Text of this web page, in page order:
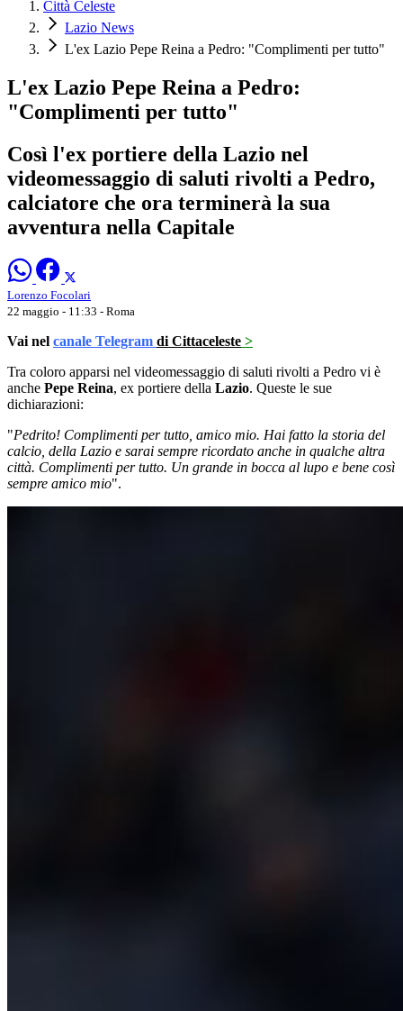
Città Celeste
Lazio News
L'ex Lazio Pepe Reina a Pedro: "Complimenti per tutto"
L'ex Lazio Pepe Reina a Pedro:
"Complimenti per tutto"
Così l'ex portiere della Lazio nel
videomessaggio di saluti rivolti a Pedro,
calciatore che ora terminerà la sua
avventura nella Capitale
Lorenzo Focolari
22 maggio - 11:33 - Roma
Vai nel canale Telegram di Cittaceleste >
Tra coloro apparsi nel videomessaggio di saluti rivolti a Pedro vi è
anche Pepe Reina, ex portiere della Lazio. Queste le sue
dichiarazioni:
"Pedrito! Complimenti per tutto, amico mio. Hai fatto la storia del
calcio, della Lazio e sarai sempre ricordato anche in qualche altra
città. Complimenti per tutto. Un grande in bocca al lupo e bene così
sempre amico mio".